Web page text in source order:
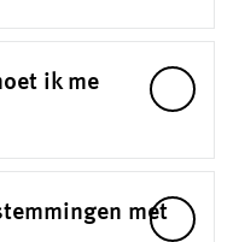
ik me
met